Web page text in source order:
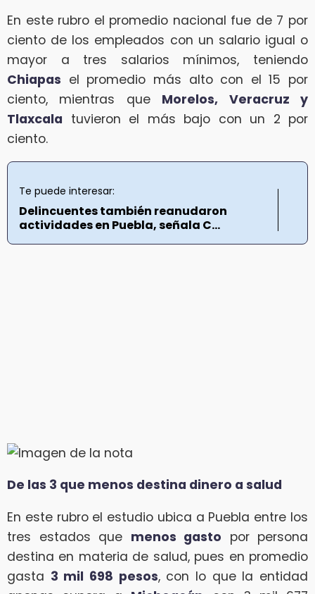
En este rubro el promedio nacional fue de 7 por
ciento de los empleados con un salario igual o
mayor a tres salarios mínimos, teniendo
Chiapas el promedio más alto con el 15 por
ciento, mientras que Morelos, Veracruz y
Tlaxcala tuvieron el más bajo con un 2 por
ciento.
Te puede interesar:
Delincuentes también reanudaron
actividades en Puebla, señala C...
De las 3 que menos destina dinero a salud
En este rubro el estudio ubica a Puebla entre los
tres estados que menos gasto por persona
destina en materia de salud, pues en promedio
gasta 3 mil 698 pesos, con lo que la entidad